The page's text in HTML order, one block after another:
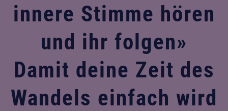
innere Stimme hören
und ihr folgen»
Damit deine Zeit des
Wandels einfach wird